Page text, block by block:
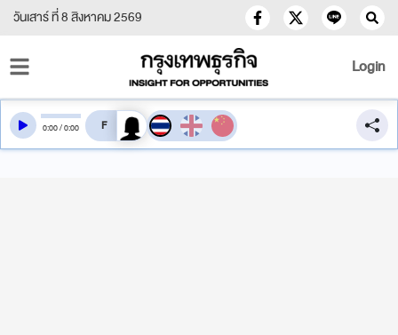
วันเสาร์ ที่ 8 สิงหาคม 2569
Login
0:00/0:00 สลับเสียงอ่าน